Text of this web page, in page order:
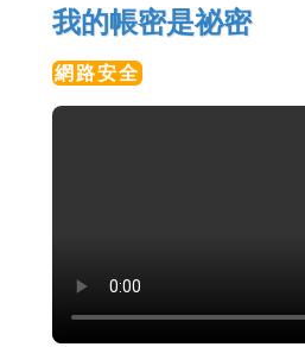
我的帳密是祕密
網路安全